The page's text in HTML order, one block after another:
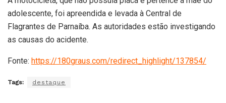
adolescente, foi apreendida e levada à Central de
Flagrantes de Parnaíba. As autoridades estão investigando
as causas do acidente.
Fonte: https://180graus.com/redirect_highlight/137854/
Tags: destaque